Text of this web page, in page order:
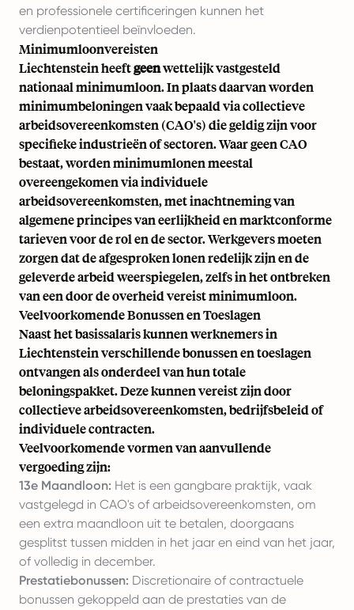
en professionele certificeringen kunnen het
verdienpotentieel beïnvloeden.
Minimumloonvereisten
Liechtenstein heeftgeenwettelijk vastgesteld
nationaal minimumloon. In plaats daarvan worden
minimumbeloningen vaak bepaald via collectieve
arbeidsovereenkomsten (CAO's) die geldig zijn voor
specifieke industrieën of sectoren. Waar geen CAO
bestaat, worden minimumlonen meestal
overeengekomen via individuele
arbeidsovereenkomsten, met inachtneming van
algemene principes van eerlijkheid en marktconforme
tarieven voor de rol en de sector. Werkgevers moeten
zorgen dat de afgesproken lonen redelijk zijn en de
geleverde arbeid weerspiegelen, zelfs in het ontbreken
van een door de overheid vereist minimumloon.
Veelvoorkomende Bonussen en Toeslagen
Naast het basissalaris kunnen werknemers in
Liechtenstein verschillende bonussen en toeslagen
ontvangen als onderdeel van hun totale
beloningspakket. Deze kunnen vereist zijn door
collectieve arbeidsovereenkomsten, bedrijfsbeleid of
individuele contracten.
Veelvoorkomende vormen van aanvullende
vergoeding zijn:
13e Maandloon: Het is een gangbare praktijk, vaak
vastgelegd in CAO's of arbeidsovereenkomsten, om
een extra maandloon uit te betalen, doorgaans
gesplitst tussen midden in het jaar en eind van het jaar,
of volledig in december.
Prestatiebonussen: Discretionaire of contractuele
bonussen gekoppeld aan de prestaties van de